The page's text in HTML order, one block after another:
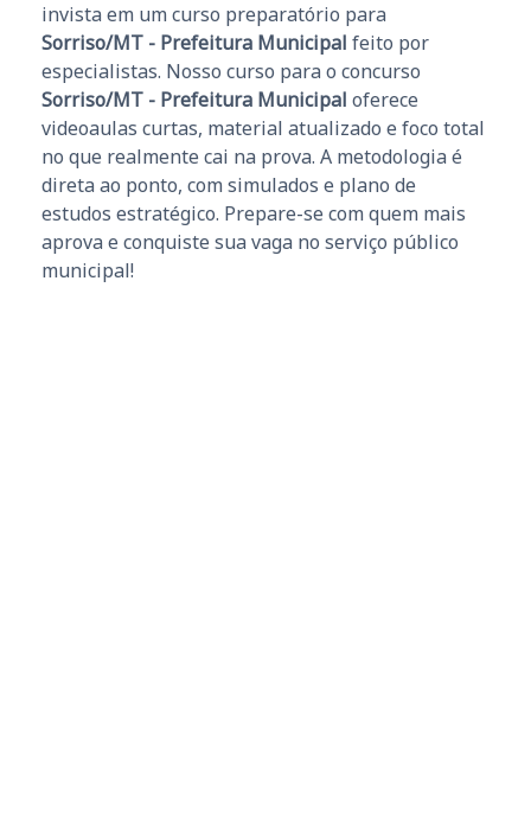
invista em um curso preparatório para
Sorriso/MT - Prefeitura Municipal feito por
especialistas. Nosso curso para o concurso
Sorriso/MT - Prefeitura Municipal oferece
videoaulas curtas, material atualizado e foco total
no que realmente cai na prova. A metodologia é
direta ao ponto, com simulados e plano de
estudos estratégico. Prepare-se com quem mais
aprova e conquiste sua vaga no serviço público
municipal!